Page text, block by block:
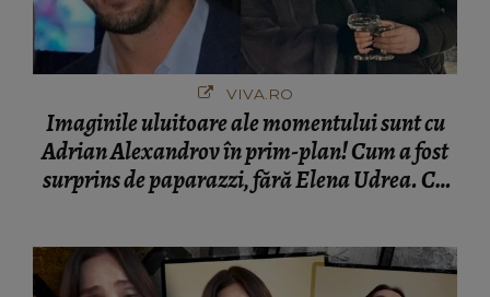
VIVA.RO
Imaginile uluitoare ale momentului sunt cu
Adrian Alexandrov în prim-plan! Cum a fost
surprins de paparazzi, fără Elena Udrea. Cu